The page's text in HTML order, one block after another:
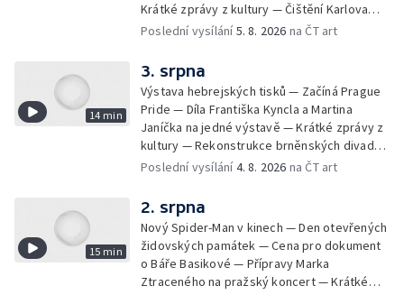
Krátké zprávy z kultury — Čištění Karlova
mostu — Archeologický výzkum na
neslyšící
Poslední vysílání5. 8. 2026 na ČT art
14 min
3. srpna
Výstava hebrejských tisků — Začíná Prague
Pride — Díla Františka Kyncla a Martina
Janíčka na jedné výstavě — Krátké zprávy z
kultury — Rekonstrukce brněnských divadel
— Budoucnost Knihovny Václava Havla —
Kulturní tipy
Poslední vysílání4. 8. 2026 na ČT art
15 min
2. srpna
Nový Spider-Man v kinech — Den otevřených
židovských památek — Cena pro dokument
o Báře Basikové — Přípravy Marka
Ztraceného na pražský koncert — Krátké